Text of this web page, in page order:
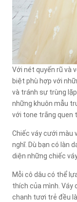
Với nét quyến rũ và
biệt phù hợp với
và tránh sự trùng
những khuôn mẫu
với tone trắng quen
Chiếc váy cưới màu
nghĩ. Dù bạn có làn
diện những chiếc
Mỗi cô dâu có thể
thích của mình. Váy
chanh tươi trẻ đều